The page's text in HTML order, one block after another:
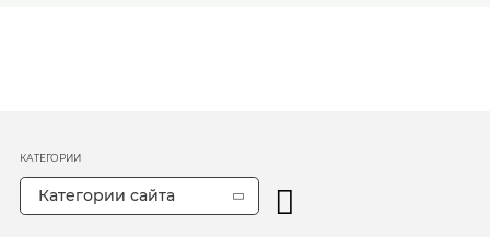
КАТЕГОРИИ
Категории сайта